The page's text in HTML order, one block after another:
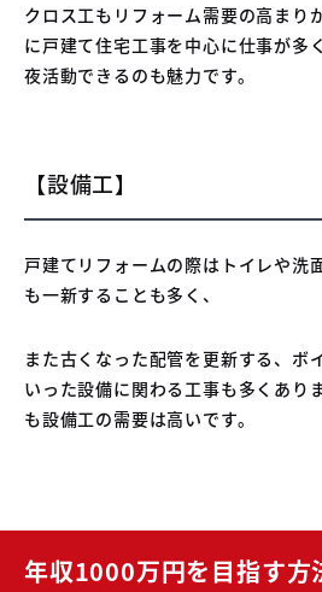
クロス工もリフォーム需要の高まり
に戸建て住宅工事を中心に仕事が多
夜活動できるのも魅力です。
【設備工】
戸建てリフォームの際はトイレや洗
も一新することも多く、
また古くなった配管を更新する、ボ
いった設備に関わる工事も多くあり
も設備工の需要は高いです。
年収1000万円を目指す方